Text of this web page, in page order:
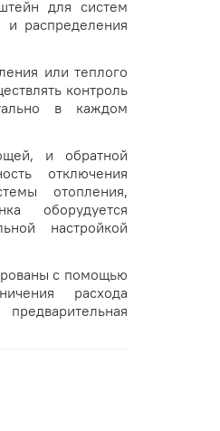
для систем
и распределения
или теплого
контроль
в каждом
и обратной
отключения
отопления,
оборудуется
настройкой
с помощью
расхода